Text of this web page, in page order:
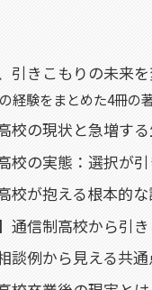
引きこもりの未来
経験をまとめた4冊の
校の現状と急増する
校の実態：選択が
校が抱える根本的
通信制高校から引
談例から見える共通